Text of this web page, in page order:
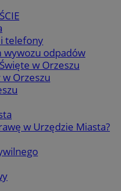
telefony
odpadów
w Orzeszu
w Orzeszu
w Urzędzie Miasta?